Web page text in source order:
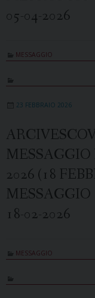
05-04-2026
MESSAGGIO
23 FEBBRAIO 2026
2026 (18
MESSAGGIO
18-02-2026
MESSAGGIO